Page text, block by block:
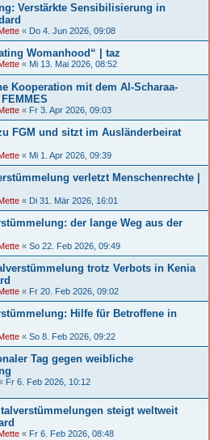
Verstärkte Sensibilisierung in
« Do 4. Jun 2026, 09:08
Womanhood“ | taz
« Mi 13. Mai 2026, 08:52
Kooperation mit dem Al-Scharaa-
« Fr 3. Apr 2026, 09:03
FGM und sitzt im Ausländerbeirat
« Mi 1. Apr 2026, 09:39
verletzt Menschenrechte |
« Di 31. Mär 2026, 16:01
der lange Weg aus der
« So 22. Feb 2026, 09:49
trotz Verbots in Kenia
« Fr 20. Feb 2026, 09:02
Hilfe für Betroffene in
« So 8. Feb 2026, 09:22
Tag gegen weibliche
Fr 6. Feb 2026, 10:12
steigt weltweit
« Fr 6. Feb 2026, 08:48